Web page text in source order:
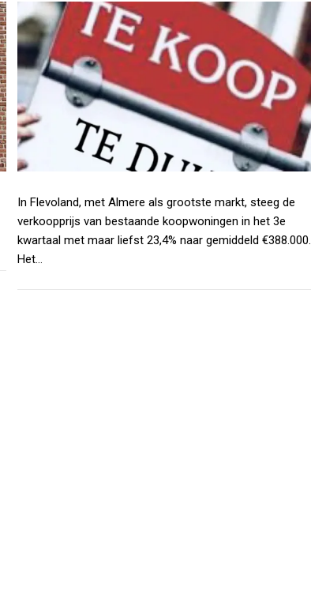
In Flevoland, met Almere als grootste markt, steeg de
verkoopprijs van bestaande koopwoningen in het 3e
kwartaal met maar liefst 23,4% naar gemiddeld €388.000.
Het…